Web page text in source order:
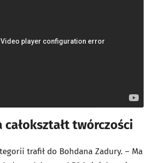
całokształt twórczości
trafił do Bohdana Zadury. – Ma